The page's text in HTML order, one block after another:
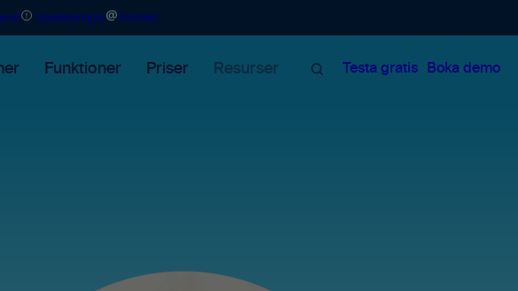
Uppdateringar Kontakt
Funktioner Priser Resurser SökTesta gratis Boka demo